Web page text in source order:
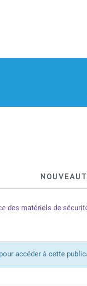
des matériels de
accéder à cette